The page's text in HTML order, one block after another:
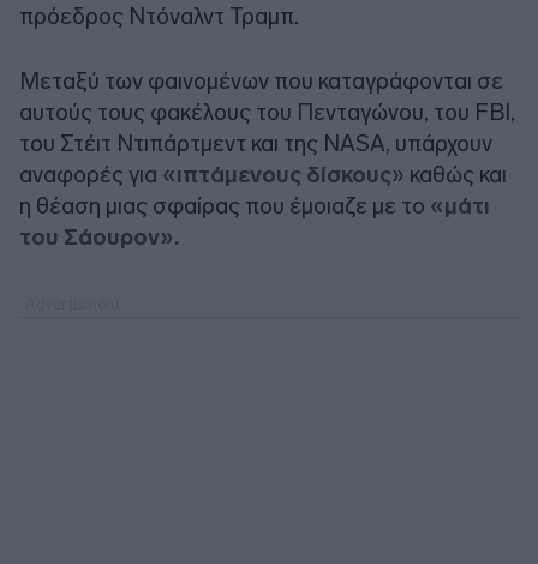
πρόεδρος Ντόναλντ Τραμπ.
Μεταξύ των φαινομένων που καταγράφονται σε
αυτούς τους φακέλους του Πενταγώνου, του FBI,
του Στέιτ Ντιπάρτμεντ και της NASA, υπάρχουν
αναφορές για «ιπτάμενους δίσκους» καθώς και
η θέαση μιας σφαίρας που έμοιαζε με το «μάτι
του Σάουρον».